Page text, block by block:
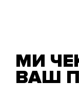
МИ
ВАШ